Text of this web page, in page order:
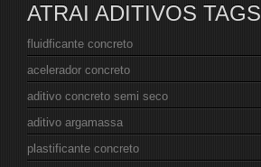
ATRAI ADITIVOS TAGS
fluidficante concreto
acelerador concreto
aditivo concreto semi seco
aditivo argamassa
plastificante concreto